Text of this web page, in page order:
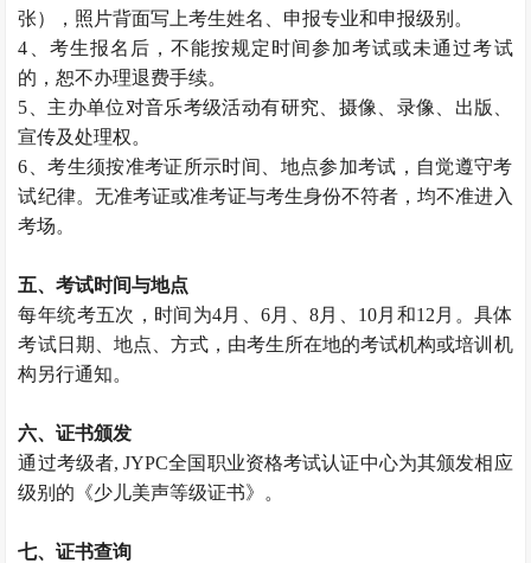
张），照片背面写上考生姓名、申报专业和申报级别。
4、考生报名后，不能按规定时间参加考试或未通过考试
的，恕不办理退费手续。
5、主办单位对音乐考级活动有研究、摄像、录像、出版、
宣传及处理权。
6、考生须按准考证所示时间、地点参加考试，自觉遵守考
试纪律。无准考证或准考证与考生身份不符者，均不准进入
考场。
五、考试时间与地点
每年统考五次，时间为4月、6月、8月、10月和12月。具体
考试日期、地点、方式，由考生所在地的考试机构或培训机
构另行通知。
六、证书颁发
通过考级者, JYPC全国职业资格考试认证中心为其颁发相应
级别的《少儿美声等级证书》。
七、证书查询